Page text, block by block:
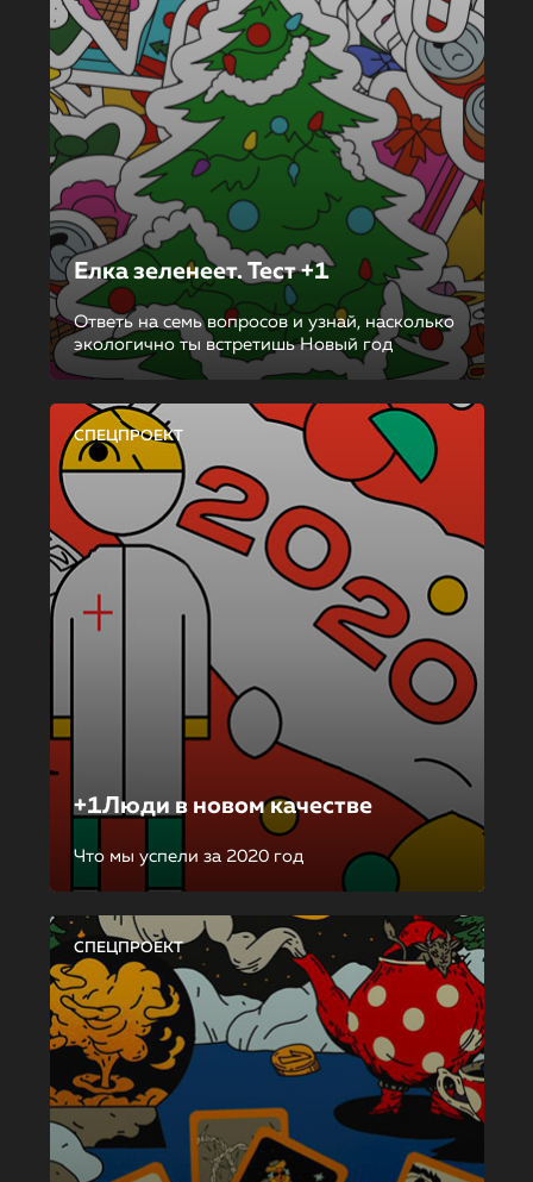
Елка зеленеет. Тест +1
Ответь на семь вопросов и узнай, насколько
экологично ты встретишь Новый год
СПЕЦПРОЕКТ
+1Люди в новом качестве
Что мы успели за 2020 год
СПЕЦПРОЕКТ